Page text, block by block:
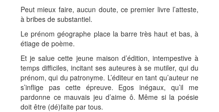
Peut mieux faire, aucun doute, ce premier livre l’atteste,
à bribes de substantiel.
Le prénom géographe place la barre très haut et bas, à
étiage de poème.
Et je salue cette jeune maison d’édition, intempestive à
temps difficiles, incitant ses auteures à se mutiler, qui du
prénom, qui du patronyme. L’éditeur en tant qu’auteur ne
s’inflige pas cette épreuve. Egos inégaux, qu’il me
pardonne ce mauvais jeu d’aime ô. Même si la poésie
doit être (dé)faite par tous.